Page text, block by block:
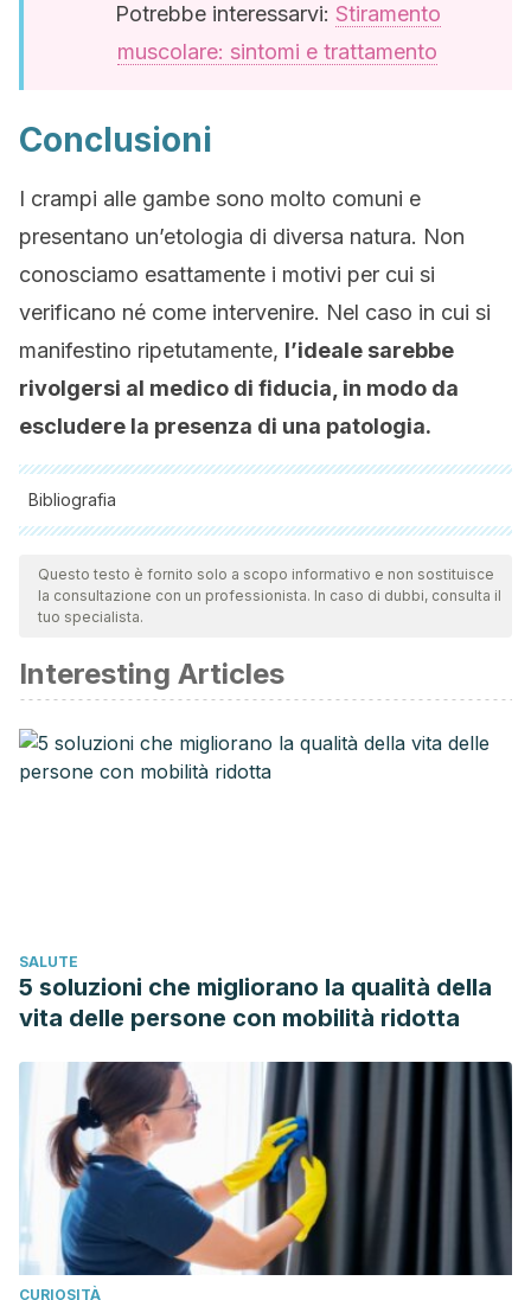
Potrebbe interessarvi: Stiramento
muscolare: sintomi e trattamento
Conclusioni
I crampi alle gambe sono molto comuni e
presentano un’etologia di diversa natura. Non
conosciamo esattamente i motivi per cui si
verificano né come intervenire. Nel caso in cui si
manifestino ripetutamente, l’ideale sarebbe
rivolgersi al medico di fiducia, in modo da
escludere la presenza di una patologia.
Bibliografia
Tutte le fonti citate sono state esaminate a fondo dal nostro
team per garantirne la qualità, l'affidabilità, l'attualità e la
validità. La bibliografia di questo articolo è stata considerata
Cómo tratar y prevenir los calambres. (n.d.). Retrieved
November 27, 2019, from
https://www.sanitas.es/sanitas/seguros/es/particulares/
de-salud/Lesiones/prevencion-recuperacion/tratamiento-
fisicos/calambres-en-las-piernas.html
Calambres nocturnos en las piernas – Artículos – IntraMed.
(n.d.). Retrieved November 27, 2019, from
https://www.intramed.net/contenidover.asp?
contenidoid=81138
Questo testo è fornito solo a scopo informativo e non sostituisce
la consultazione con un professionista. In caso di dubbi, consulta il
tuo specialista.
Interesting Articles
SALUTE
5 soluzioni che migliorano la qualità della
vita delle persone con mobilità ridotta
CURIOSITÀ